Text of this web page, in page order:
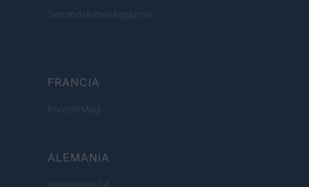
SecondHomeMagazine
FRANCIA
InvestirMag
ALEMANIA
Investieren24